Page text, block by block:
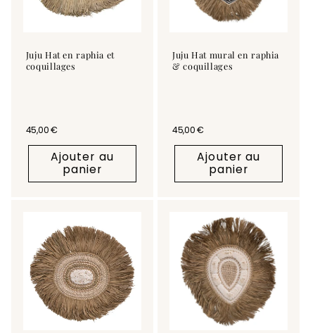
Juju Hat en raphia et
coquillages
Prix habituel
45,00 €
Ajouter au
panier
Juju Hat mural en raphia
& coquillages
Prix habituel
45,00 €
Ajouter au
panier